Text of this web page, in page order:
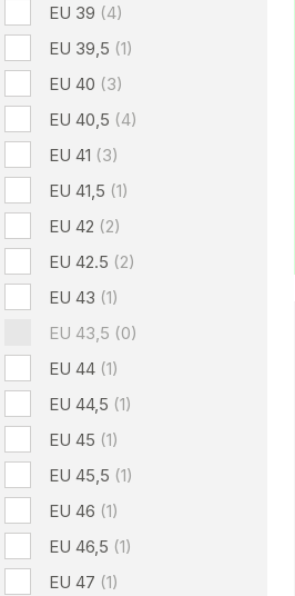
EU 39 (4)
EU 39,5 (1)
EU 40 (3)
EU 40,5 (4)
EU 41 (3)
EU 41,5 (1)
EU 42 (2)
EU 42.5 (2)
EU 43 (1)
EU 43,5 (0)
EU 44 (1)
EU 44,5 (1)
EU 45 (1)
EU 45,5 (1)
EU 46 (1)
EU 46,5 (1)
EU 47 (1)